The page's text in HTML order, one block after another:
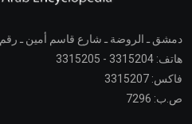
دمشق ـ الروضة ـ شارع قاسم أمين ـ رقم 39
هاتف: 3315204 - 3315205
فاكس: 3315207
ص.ب: 7296